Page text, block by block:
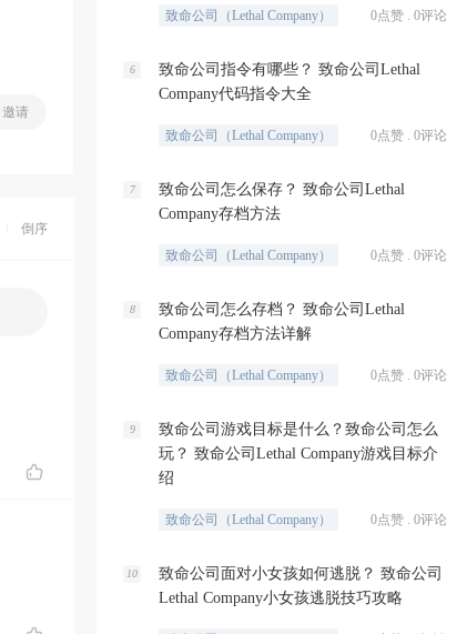
邀请
倒序
致命公司（Lethal Company） 0点赞 . 0评论
6
致命公司指令有哪些？ 致命公司Lethal
Company代码指令大全
致命公司（Lethal Company） 0点赞 . 0评论
7
致命公司怎么保存？ 致命公司Lethal
Company存档方法
致命公司（Lethal Company） 0点赞 . 0评论
8
致命公司怎么存档？ 致命公司Lethal
Company存档方法详解
致命公司（Lethal Company） 0点赞 . 0评论
9
致命公司游戏目标是什么？致命公司怎么
玩？ 致命公司Lethal Company游戏目标介
绍
致命公司（Lethal Company） 0点赞 . 0评论
10
致命公司面对小女孩如何逃脱？ 致命公司
Lethal Company小女孩逃脱技巧攻略